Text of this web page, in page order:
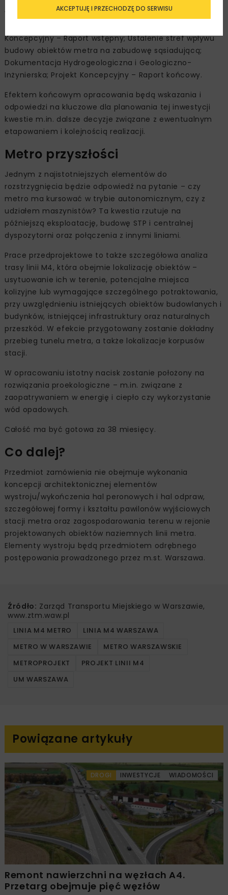
W ramach prac przedprojektowych przygotowana
Koncepcyjny – Raport wstępny; Ustalenie stref wpływu
budowy obiektów metra na zabudowę sąsiadującą;
Dokumentacja Hydrogeologiczna i Geologiczno-
Inżynierska; Projekt Koncepcyjny – Raport końcowy.
Efektem końcowym opracowania będą wskazania i
odpowiedzi na kluczowe dla planowania tej inwestycji
kwestie m.in. dalsze decyzje związane z ewentualnym
etapowaniem i kolejnością realizacji.
Metro przyszłości
Jednym z najistotniejszych elementów do
rozstrzygnięcia będzie odpowiedź na pytanie – czy
metro ma kursować w trybie autonomicznym, czy z
udziałem maszynistów? Ta kwestia rzutuje na
późniejszą eksploatację, budowę STP i centralnej
dyspozytorni oraz połączenia z innymi liniami.
Prace przedprojektowe to także szczegółowa analiza
trasy linii M4, która obejmie lokalizację obiektów –
usytuowanie ich w terenie, potencjalne miejsca
kolizyjne lub wymagające szczególnego potraktowania,
przy uwzględnieniu istniejących obiektów budowlanych i
budynków, istniejącej infrastruktury oraz naturalnych
przeszkód. W efekcie przygotowany zostanie dokładny
przebieg tunelu metra, a także lokalizacje korpusów
stacji.
W opracowaniu istotny nacisk zostanie położony na
rozwiązania proekologiczne – m.in. związane z
zaopatrywaniem w energię i ciepło czy wykorzystanie
wód opadowych.
Całość ma być gotowa za 38 miesięcy.
Co dalej?
Przedmiot zamówienia nie obejmuje wykonania
koncepcji architektonicznej elementów
wystroju/wykończenia hal peronowych i hal odpraw,
szczegółowej formy i kształtu pawilonów wyjściowych
stacji metra oraz zagospodarowania terenu w rejonie
projektowanych obiektów naziemnych linii metra.
Elementy wystroju będą przedmiotem odrębnego
postępowania prowadzonego przez m.st. Warszawa.
Źródło: Zarząd Transportu Miejskiego w Warszawie,
www.ztm.waw.pl
LINIA M4 METRO
LINIA M4 WARSZAWA
METRO W WARSZAWIE
METRO WARSZAWSKIE
METROPROJEKT
PROJEKT LINII M4
UM WARSZAWA
Powiązane artykuły
DROGI INWESTYCJE WIADOMOŚCI
Remont nawierzchni na węzłach A4.
Przetarg obejmuje pięć węzłów
AKCEPTUJĘ I PRZECHODZĘ DO SERWISU